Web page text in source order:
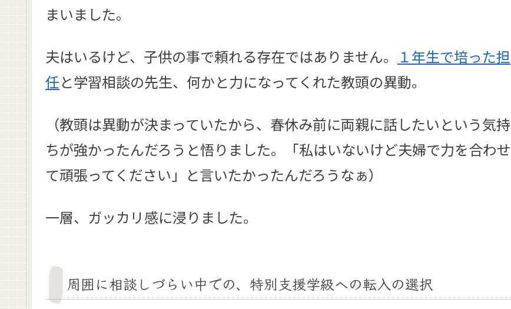
まいました。
夫はいるけど、子供の事で頼れる存在ではありません。 １年生で培った担
任と学習相談の先生、何かと力になってくれた教頭の異動。
（教頭は異動が決まっていたから、春休み前に両親に話したいという気持
ちが強かったんだろうと悟りました。「私はいないけど夫婦で力を合わせ
て頑張ってください」と言いたかったんだろうなぁ）
一層、ガッカリ感に浸りました。
周囲に相談しづらい中での、特別支援学級への転入の選択